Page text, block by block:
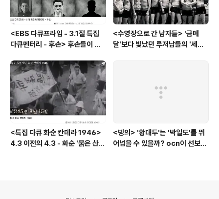
<EBS 다큐프라임 - 3.1절 특집
다큐멘터리 - 후손> 후손들이 말
고 후손들이 짊어진 삶의 무게
<수영장으로 간 남자들> '금메
달'보다 빛났던 루저남들의 '세라
<특집 다큐 화순 칸데라 1946>
4.3 이전의 4.3 - 화순 '붉은 산
<빙의> '황대두'는 '박일도'를 뛰
어넘을 수 있을까? ocn이 선보인